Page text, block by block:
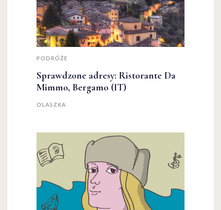
PODRÓŻE
Sprawdzone adresy: Ristorante Da
Mimmo, Bergamo (IT)
OLASZKA